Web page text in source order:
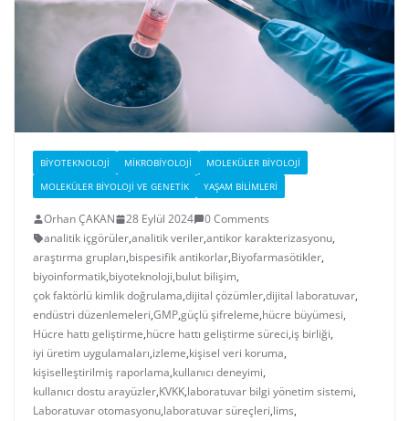
BIYOTEKNOLOJI MIKROBIYOLOJI
MOLEKÜLER BIYOLOJI
MOLEKÜLER BIYOLOJI VE GENETIK
YAŞAM BILIMLERI
Orhan ÇAKAN 28 Eylül 2024
0 Comments
analitik içgörüler,analitik veriler,antikor karakterizasyonu,
araştırma grupları,bispesifik antikorlar,Biyofarmasötikler,
biyoinformatik,biyoteknoloji,bulut bilişim,
çok faktörlü kimlik doğrulama,dijital çözümler,dijital laboratuvar,
endüstri düzenlemeleri,GMP,güçlü şifreleme,hücre büyümesi,
Hücre hattı geliştirme,hücre hattı geliştirme süreci,iş birliği,
iyi üretim uygulamaları,izleme,kişisel veri koruma,
kişiselleştirilmiş raporlama,kullanıcı deneyimi,
kullanıcı dostu arayüzler,KVKK,laboratuvar bilgi yönetim sistemi,
Laboratuvar otomasyonu,laboratuvar süreçleri,lims,